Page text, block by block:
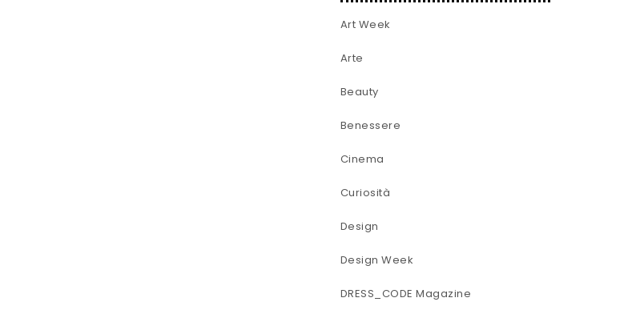
Art Week
Arte
Beauty
Benessere
Cinema
Curiosità
Design
Design Week
DRESS_CODE Magazine